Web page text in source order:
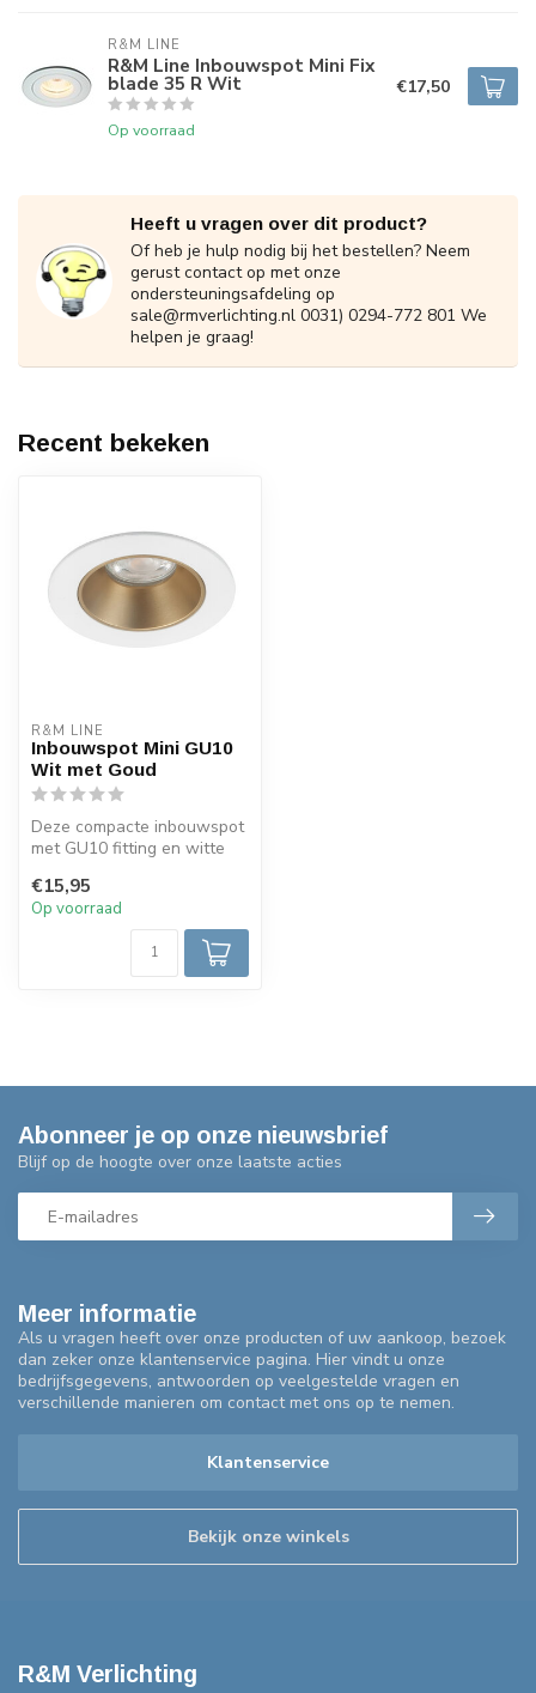
R&M LINE
R&M Line Inbouwspot Mini Fix
blade 35 R Wit
Op voorraad
€17,50
Heeft u vragen over dit product?
Of heb je hulp nodig bij het bestellen? Neem
gerust contact op met onze
ondersteuningsafdeling op
sale@rmverlichting.nl 0031) 0294-772 801 We
helpen je graag!
Recent bekeken
R&M LINE
Inbouwspot Mini GU10
Wit met Goud
Deze compacte inbouwspot
met GU10 fitting en witte
details ...
€15,95
Op voorraad
Meer informatie
Als u vragen heeft over onze producten of uw aankoop, bezoek
dan zeker onze klantenservice pagina. Hier vindt u onze
bedrijfsgegevens, antwoorden op veelgestelde vragen en
verschillende manieren om contact met ons op te nemen.
Klantenservice
Bekijk onze winkels
Abonneer je op onze nieuwsbrief
Blijf op de hoogte over onze laatste acties
R&M Verlichting